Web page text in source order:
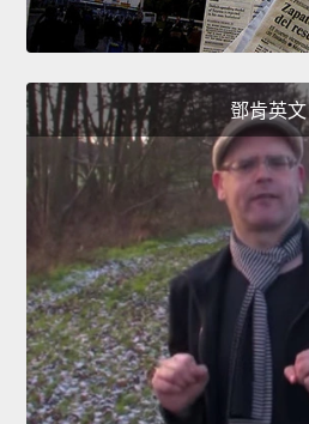
鄧肯英文